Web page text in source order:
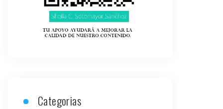
Categorias